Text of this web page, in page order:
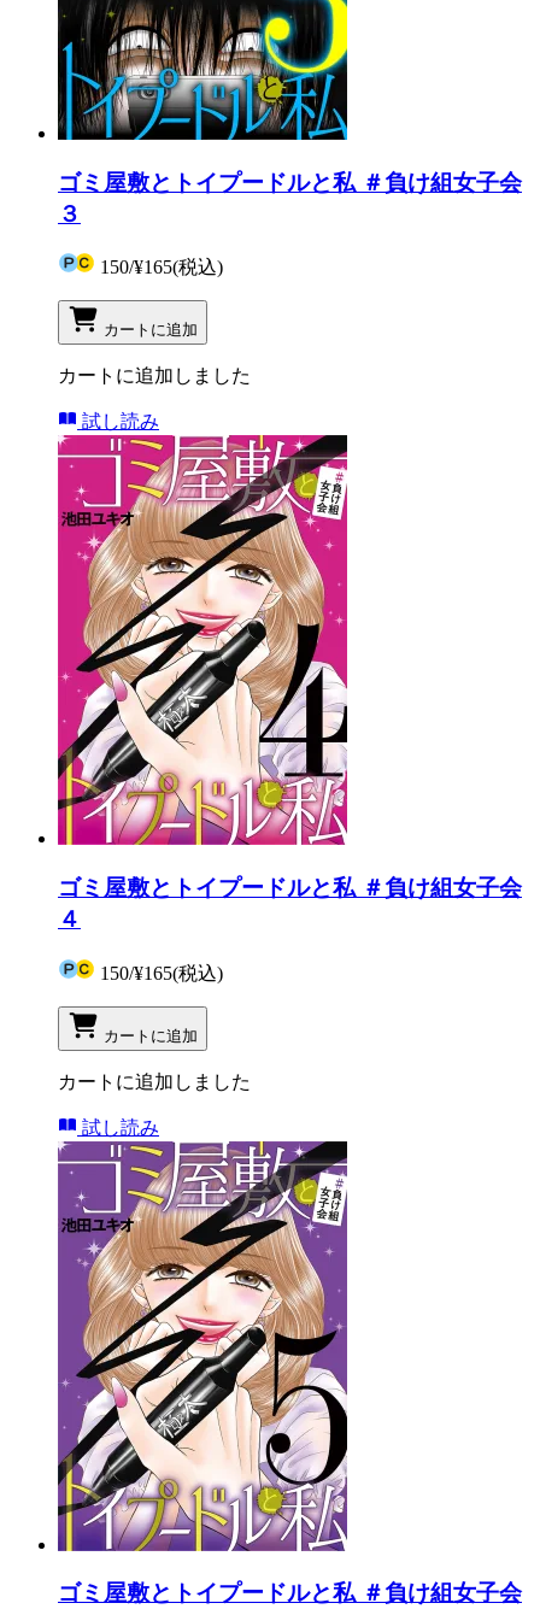
ゴミ屋敷とトイプードルと私 ＃負け組女子会
３
150/¥165(税込)
カートに追加
カートに追加しました
試し読み
ゴミ屋敷とトイプードルと私 ＃負け組女子会
４
150/¥165(税込)
カートに追加
カートに追加しました
試し読み
ゴミ屋敷とトイプードルと私 ＃負け組女子会